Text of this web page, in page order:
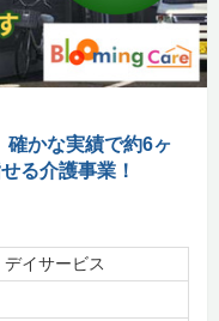
確かな実績で約6ヶ
る介護事業！
イサービス